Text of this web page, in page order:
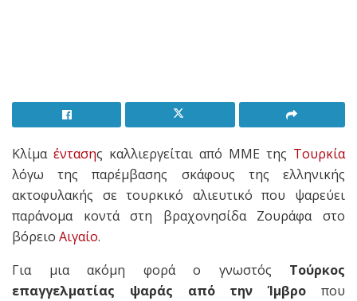
Κλίμα έντασης καλλιεργείται από ΜΜΕ της Τουρκία
λόγω της παρέμβασης σκάφους της ελληνικής
ακτοφυλακής σε τουρκικό αλιευτικό που ψαρεύει
παράνομα κοντά στη βραχονησίδα Ζουράφα στο
βόρειο Αιγαίο.
Για μια ακόμη φορά ο γνωστός Τούρκος
επαγγελματίας ψαράς από την Ίμβρο που